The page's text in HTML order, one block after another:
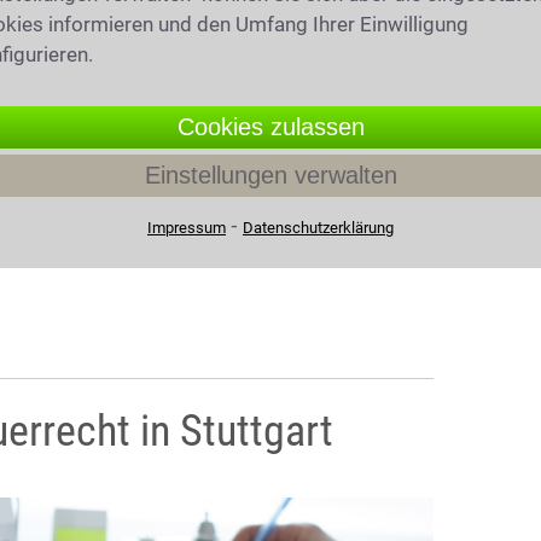
in Stuttgart
informieren und den Umfang Ihrer Einwilligung
Cookies zulassen
Einstellungen verwalten
Impressum ⁃ Datenschutzerklärung